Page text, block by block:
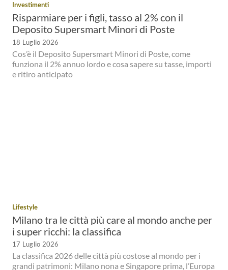
Investimenti
Risparmiare per i figli, tasso al 2% con il
Deposito Supersmart Minori di Poste
18 Luglio 2026
Cos’è il Deposito Supersmart Minori di Poste, come
funziona il 2% annuo lordo e cosa sapere su tasse, importi
e ritiro anticipato
Lifestyle
Milano tra le città più care al mondo anche per
i super ricchi: la classifica
17 Luglio 2026
La classifica 2026 delle città più costose al mondo per i
grandi patrimoni: Milano nona e Singapore prima, l’Europa